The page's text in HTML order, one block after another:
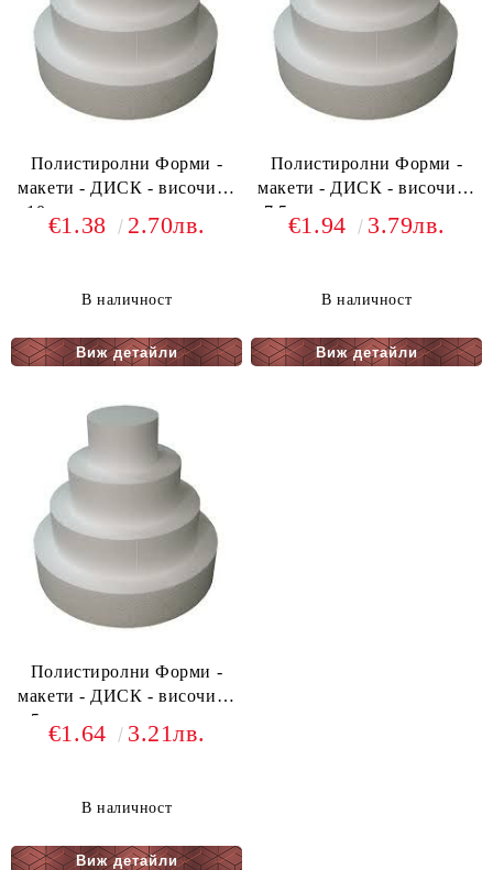
Полистиролни Форми -
макети - ДИСК - височина
10см - различни размери
ф10, ф15, ф20, ф25, ф30,
€1.38 2.70лв.
В наличност
Виж детайли
Полистиролни Форми -
макети - ДИСК - височина
7,5 см -различни размери
ф10, ф15, ф17.5, ф20, ф25,
€1.94 3.79лв.
В наличност
Виж детайли
Полистиролни Форми -
макети - ДИСК - височина
5см - различни размери
ф10, ф15, ф20, ф25, ф30,
€1.64 3.21лв.
В наличност
Виж детайли